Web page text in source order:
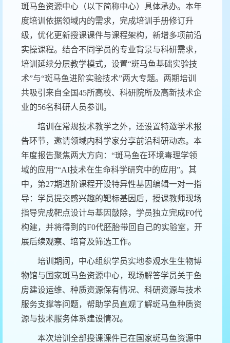
斑马鱼资源中心 （以下简称中心） 具体承办。本年
度培训依据领域内的需求，完成培训手册修订升
级，优化更新授课课件与课程架构，新增多项前沿
实操课程。结合不同学员的专业背景与科研需求，
培训延续分层教学模式，设置“斑马鱼基础实验技
术”与“斑马鱼进阶实验技术”两大专题。两期培训
共吸引来自全国45所高校、科研院所及高新技术企
业的56名科研人员参训。
培训在常规技术教学之外，还设置特邀学术报
告环节，邀请领域内科学家分享前沿科研动态。本
年度报告聚焦两大方向： “斑马鱼在环境毒理学领
域的应用”“AI技术在生命科学研究中的应用”。其
中，第27期进阶课程开设特异性基因编辑一对一指
导：学员提交感兴趣的靶标基因后，授课教师现场
指导完成靶点设计与基因敲除，学员独立完成F0代
构建，并将得到的F0代胚胎带回自己的实验室，开
展后续观察、培育及筛选工作。
培训期间， 中心组织学员实地参观水生生物博
物馆与国家斑马鱼资源中心，现场解答学员关于鱼
房建设运维、种质资源保有情况、科研资源与技术
服务支撑等问题，帮助学员直观了解斑马鱼种质资
源与技术服务体系建设情况。
本次培训 全部授课课件已在国家斑马鱼资源中